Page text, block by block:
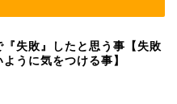
『失敗』したと思う事【失敗
ように気をつける事】